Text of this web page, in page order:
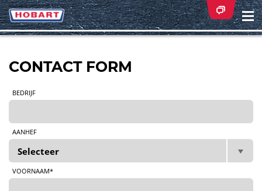
CONTACT FORM
BEDRIJF
AANHEF
VOORNAAM*